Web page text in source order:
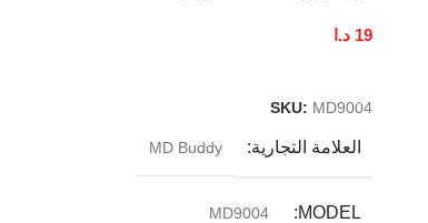
19 د.ا
SKU: MD9004
العلامة التجارية MD Buddy
MODEL
MD9004